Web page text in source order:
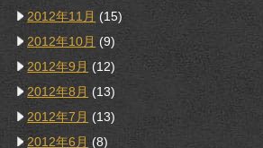
2012年11月 (15)
2012年10月 (9)
2012年9月 (12)
2012年8月 (13)
2012年7月 (13)
2012年6月 (8)